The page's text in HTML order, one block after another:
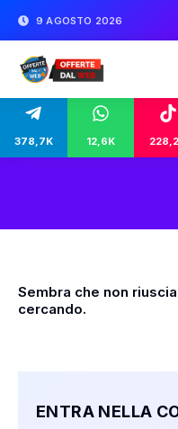
9 AGOSTO 2026
378,7K 12,6K
Sembra che non
cercando.
ENTRA NELLA